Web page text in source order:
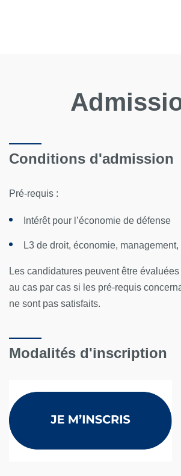
Conditions d'admission
Pré-requis :
Intérêt pour l’économie de défense
L3 de droit, économie,
Les candidatures peuvent être
au cas par cas si les pré-requis
ne sont pas satisfaits.
Modalités d'inscription